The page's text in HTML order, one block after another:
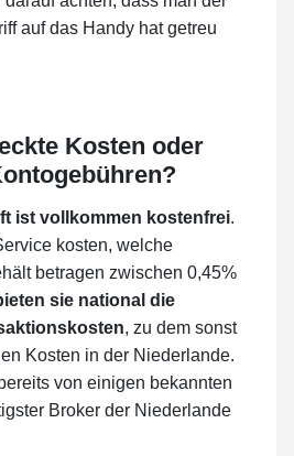
auf das Handy hat getreu
Kosten oder
ist vollkommen kostenfrei.
kosten, welche
betragen zwischen 0,45%
sie national die
, zu dem sonst
Kosten in der Niederlande.
von einigen bekannten
Broker der Niederlande